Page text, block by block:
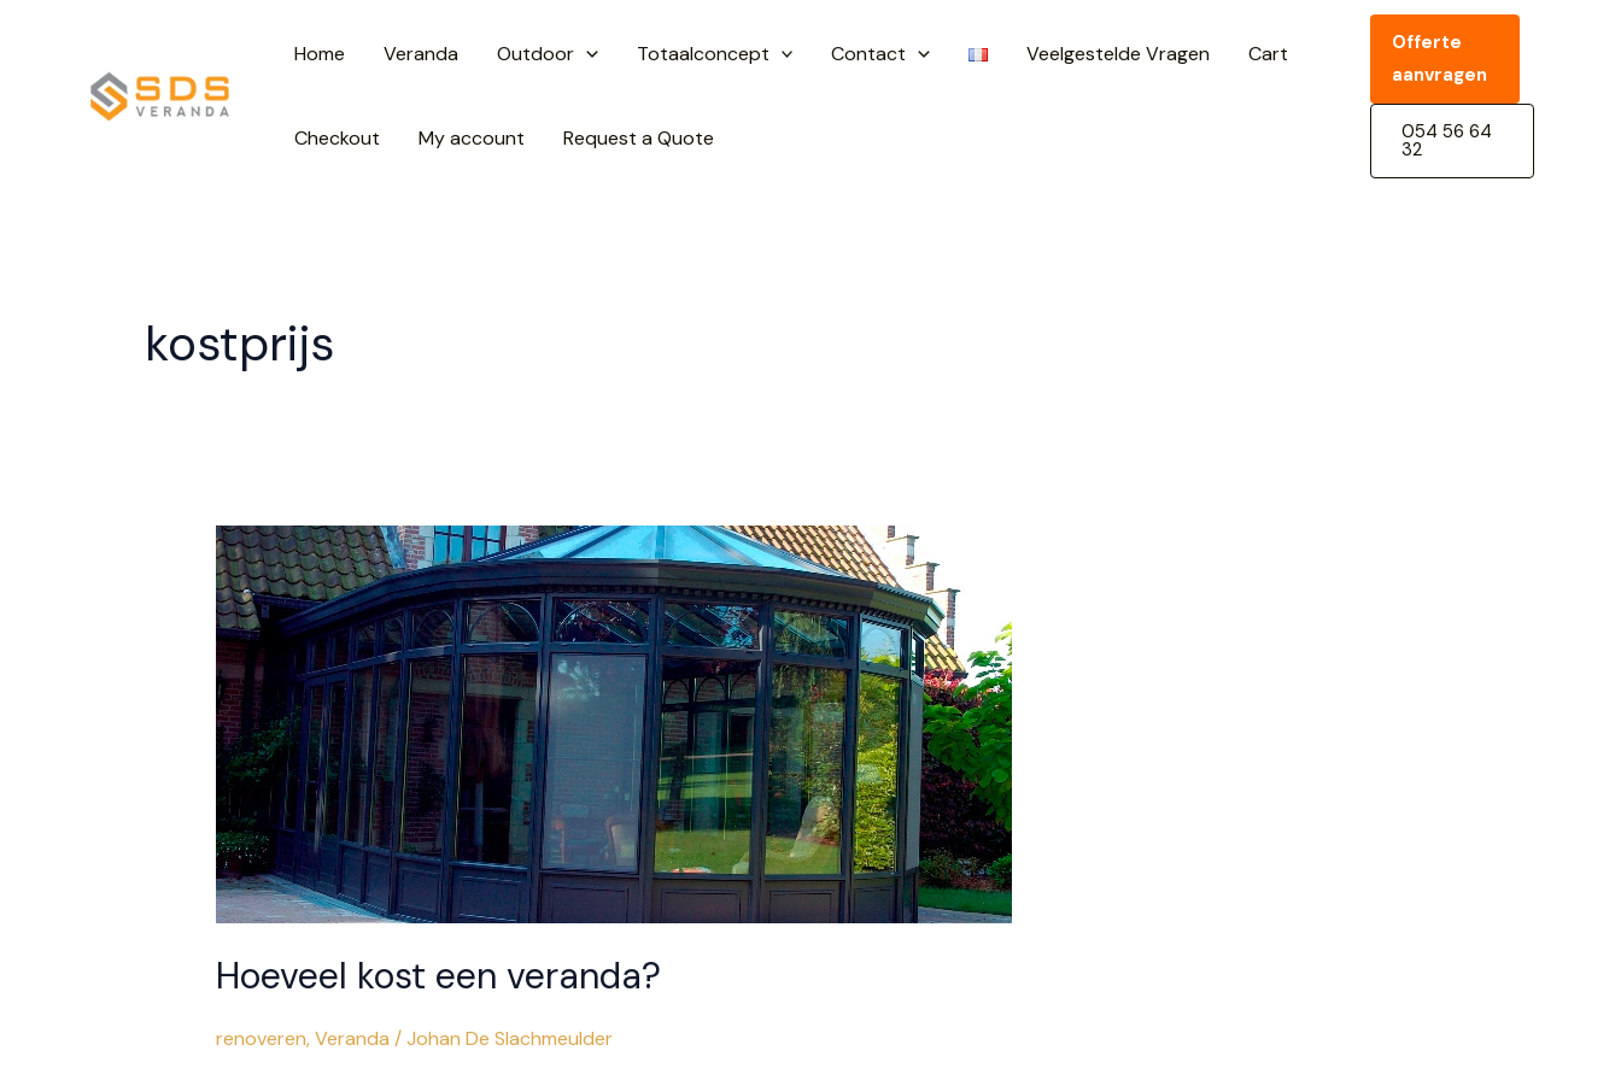
Home Veranda Outdoor Totaalconcept Contact Veelgestelde Vragen Cart
Checkout My account Request a Quote
Offerte
aanvragen
054 56 64
32
kostprijs
Hoeveel kost een veranda?
renoveren,Veranda /Johan De Slachmeulder